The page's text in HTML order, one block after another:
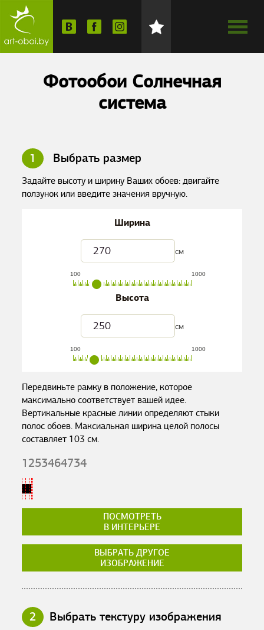
Фотообои Солнечная
система
1 Выбрать размер
Задайте высоту и ширину Ваших обоев: двигайте
ползунок или введите значения вручную.
Ширина
см
100 1000
Высота
см
100 1000
Передвиньте рамку в положение, которое
максимально соответствует вашей идее.
Вертикальные красные линии определяют стыки
полос обоев. Максиальная ширина целой полосы
составляет 103 см.
1253464734
ПОСМОТРЕТЬ
В ИНТЕРЬЕРЕ
ВЫБРАТЬ ДРУГОЕ
ИЗОБРАЖЕНИЕ
2 Выбрать текстуру изображения